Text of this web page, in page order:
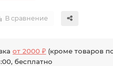
В сравнение
от 2000 ₽ (кроме товаров
бесплатно